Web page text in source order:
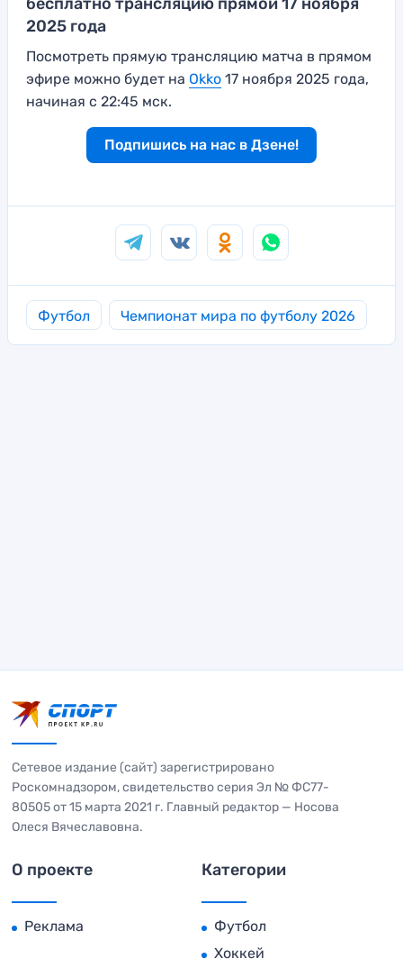
2025 года
Посмотреть прямую трансляцию матча в прямом
эфире можно будет на Okko 17 ноября 2025 года,
начиная с 22:45 мск.
Подпишись на нас в Дзене!
Футбол Чемпионат мира по футболу 2026
Сетевое издание (сайт) зарегистрировано
Роскомнадзором, свидетельство серия Эл № ФС77-
80505 от 15 марта 2021 г. Главный редактор — Носова
Олеся Вячеславовна.
О проекте
Реклама
Категории
Футбол
Хоккей